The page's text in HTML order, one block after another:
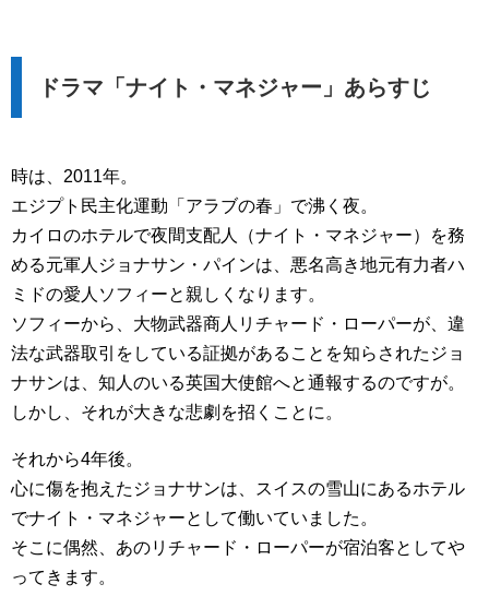
ドラマ「ナイト・マネジャー」あらすじ
時は、2011年。
エジプト民主化運動「アラブの春」で沸く夜。
カイロのホテルで夜間支配人（ナイト・マネジャー）を務
める元軍人ジョナサン・パインは、悪名高き地元有力者ハ
ミドの愛人ソフィーと親しくなります。
ソフィーから、大物武器商人リチャード・ローパーが、違
法な武器取引をしている証拠があることを知らされたジョ
ナサンは、知人のいる英国大使館へと通報するのですが。
しかし、それが大きな悲劇を招くことに。
それから4年後。
心に傷を抱えたジョナサンは、スイスの雪山にあるホテル
でナイト・マネジャーとして働いていました。
そこに偶然、あのリチャード・ローパーが宿泊客としてや
ってきます。